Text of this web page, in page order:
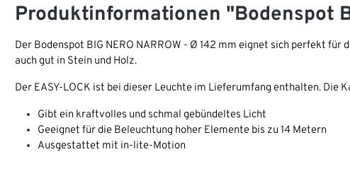
Produktinformationen "Bodenspot
Der Bodenspot BIG NERO NARROW - Ø 142 mm eignet sich perfekt
auch gut in Stein und Holz.
Der EASY-LOCK ist bei dieser Leuchte im Lieferumfang enthalten. Die
Gibt ein kraftvolles und schmal gebündeltes Licht
Geeignet für die Beleuchtung hoher Elemente bis zu 14 Metern
Ausgestattet mit in-lite-Motion